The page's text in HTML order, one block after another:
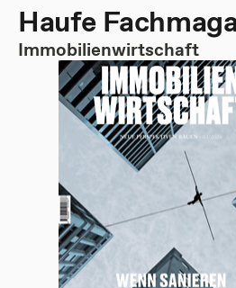
Haufe
Immobilienwirtschaft